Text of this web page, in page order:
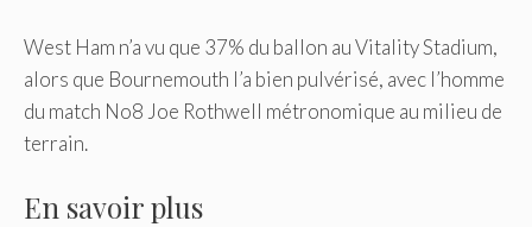
West Ham n’a vu que 37% du ballon au Vitality Stadium,
alors que Bournemouth l’a bien pulvérisé, avec l’homme
du match No8 Joe Rothwell métronomique au milieu de
terrain.
En savoir plus